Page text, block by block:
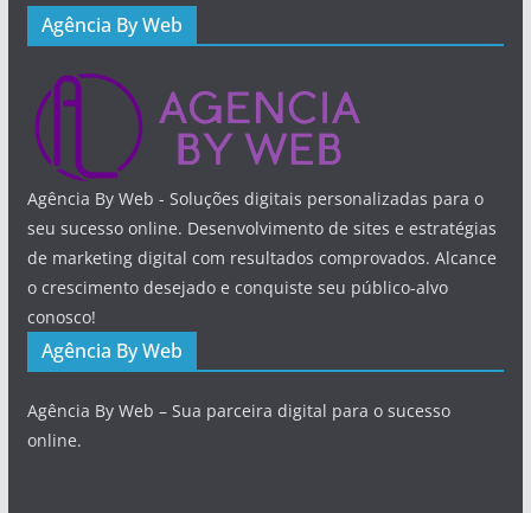
Agência By Web
Agência By Web - Soluções digitais personalizadas para o
seu sucesso online. Desenvolvimento de sites e estratégias
de marketing digital com resultados comprovados. Alcance
o crescimento desejado e conquiste seu público-alvo
conosco!
Agência By Web
Agência By Web – Sua parceira digital para o sucesso
online.